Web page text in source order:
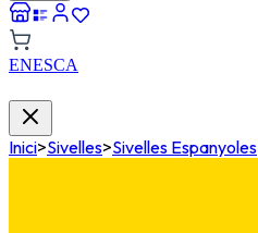
ENESCA
Inici>Sivelles>Sivelles Espanyoles